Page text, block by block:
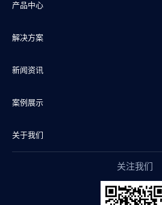
产品中心
楼宇自控
智能照明
智能传感
智慧物联
解决方案
智慧商业
智慧实验室
智慧水务
新闻资讯
公司新闻
产品干货
案例展示
智慧地产案例
关于我们
关注我们